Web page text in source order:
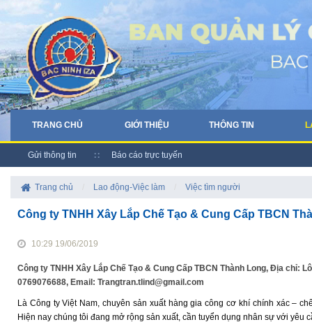
TRANG CHỦ GIỚI THIỆU THÔNG TIN
Gửi thông tin Báo cáo trực tuyến
Trang chủ Lao động-Việc làm Việc tìm người
Công ty TNHH Xây Lắp Chế Tạo & Cung Cấp TBCN
10:29 19/06/2019
Công ty TNHH Xây Lắp Chế Tạo & Cung Cấp TBCN Thành Long, Địa chỉ:
0769076688, Email: Trangtran.tlind@gmail.com
Là Công ty Việt Nam, chuyên sản xuất hàng gia công cơ khí chính xác –
Hiện nay chúng tôi đang mở rộng sản xuất, cần tuyển dụng nhân sự với yêu